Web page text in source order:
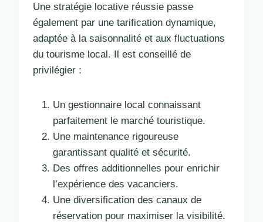
Une stratégie locative réussie passe
également par une tarification dynamique,
adaptée à la saisonnalité et aux fluctuations
du tourisme local. Il est conseillé de
privilégier :
Un gestionnaire local connaissant
parfaitement le marché touristique.
Une maintenance rigoureuse
garantissant qualité et sécurité.
Des offres additionnelles pour enrichir
l’expérience des vacanciers.
Une diversification des canaux de
réservation pour maximiser la visibilité.